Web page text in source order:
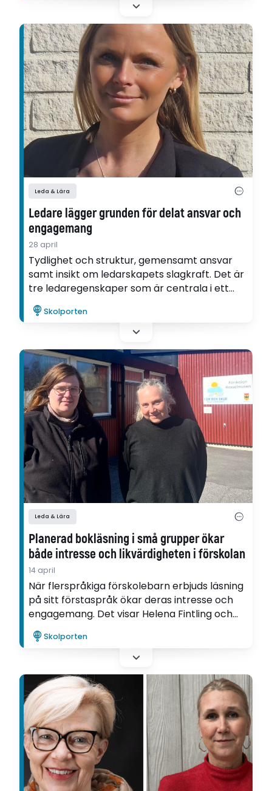
Leda & Lära
Ledare lägger grunden för delat ansvar och
engagemang
28 april
Tydlighet och struktur, gemensamt ansvar
samt insikt om ledarskapets slagkraft. Det är
tre ledaregenskaper som är centrala i ett
utvecklingsarbete. Det visar Tina Forsberg i
sin utvecklingsartikel, som har skrivits inom
ramen för Ifous FoU-program
Skolporten
Leda & Lära
Planerad bokläsning i små grupper ökar
både intresse och likvärdigheten i förskolan
14 april
När flerspråkiga förskolebarn erbjuds läsning
på sitt förstaspråk ökar deras intresse och
engagemang. Det visar Helena Fintling och
Éponine Sandkvist i sin utvecklingsartikel, som
skrivits inom ramen för Ifous FoU-program
Språkutvecklande förskola.
Skolporten